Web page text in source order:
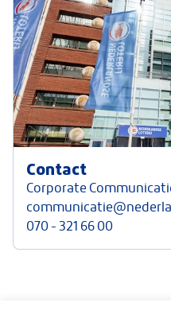
Contact
Corporate
070 - 321 66 00